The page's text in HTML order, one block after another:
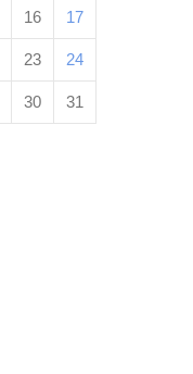
16 17
23 24
30
31